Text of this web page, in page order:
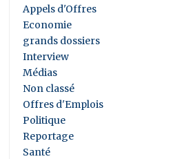
Appels d'Offres
Economie
grands dossiers
Interview
Médias
Non classé
Offres d'Emplois
Politique
Reportage
Santé